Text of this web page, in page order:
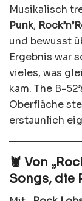
Musikalisch
Punk,
und bewusst
Ergebnis war
vieles, was
kam. The B-
Oberfläche
erstaunlich
🦞 Von
Songs, die